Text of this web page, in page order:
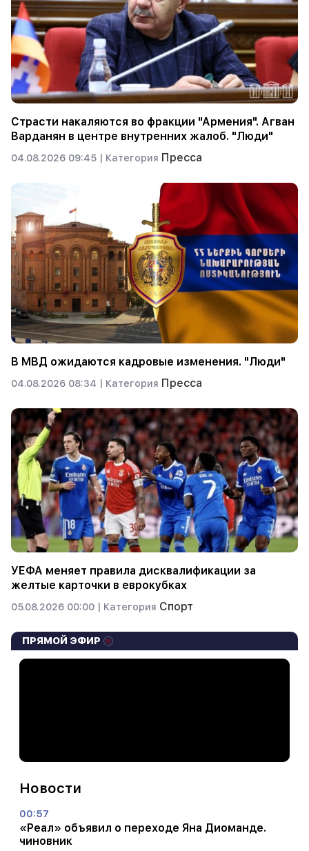
Страсти накаляются во фракции "Армения". Агван
Варданян в центре внутренних жалоб. "Люди"
04.08.2026 09:45 | Категория Пресса
В МВД ожидаются кадровые изменения. "Люди"
04.08.2026 08:34 | Категория Пресса
УЕФА меняет правила дисквалификации за
желтые карточки в еврокубках
05.08.2026 00:00 | Категория Спорт
ПРЯМОЙ ЭФИР
Новости
00:57
«Реал» объявил о переходе Яна Диоманде.
чиновник